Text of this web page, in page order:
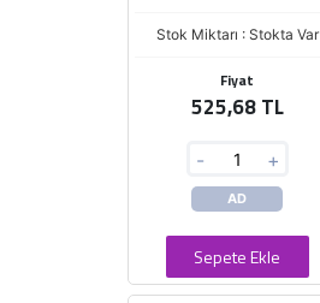
Stok Miktarı : Stokta Var
Fiyat
525,68 TL
- +
AD
Sepete Ekle